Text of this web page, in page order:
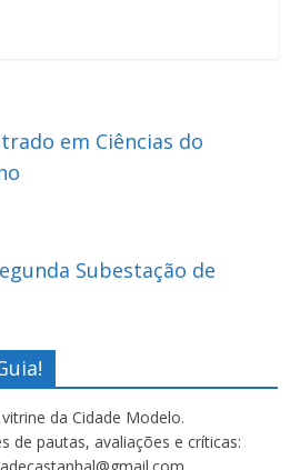
em Ciências do
Subestação de
da Cidade Modelo.
de pautas, avaliações e críticas: